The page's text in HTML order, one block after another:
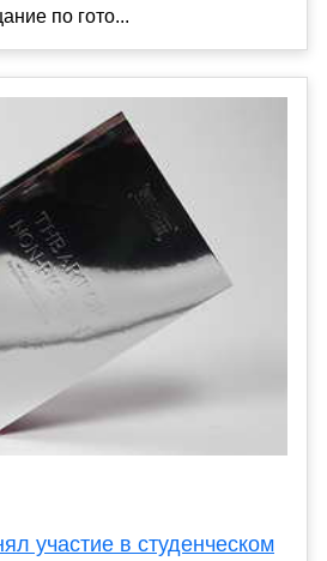
по гото...
участие в студенческом